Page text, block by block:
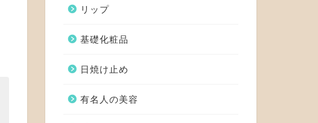
リップ
基礎化粧品
日焼け止め
有名人の美容